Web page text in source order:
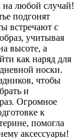
на любой случай!
подгонят
встречают с
учитывая
высоте, а
как наряд для
носки.
чтобы
и
Огромное
к
помогла
аксессуары!